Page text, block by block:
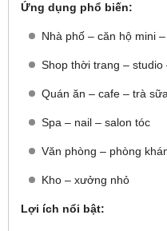
Ứng dụng phổ biến:
Nhà phố – căn hộ mini
Shop thời trang – studio
Quán ăn – cafe – trà sữa
Spa – nail – salon tóc
Văn phòng – phòng
Kho – xưởng nhỏ
Lợi ích nổi bật: